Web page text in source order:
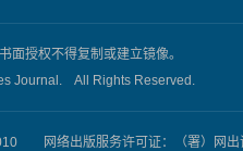
面授权不得复制或建立镜像。
Journal. All Rights Reserved.
网络出版服务许可证：（署）